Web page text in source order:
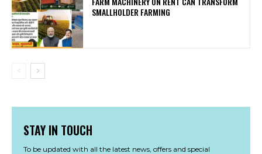
SMALLHOLDER FARMING
STAY IN TOUCH
To be updated with all the latest news, offers and special